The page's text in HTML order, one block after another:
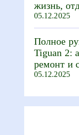
жизнь,
05.12.2025
Полное
Tiguan 2:
ремонт и
05.12.2025